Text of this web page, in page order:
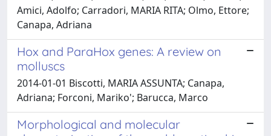
Amici, Adolfo; Carradori, MARIA RITA; Olmo, Ettore;
Canapa, Adriana
Hox and ParaHox genes: A review on
molluscs
2014-01-01 Biscotti, MARIA ASSUNTA; Canapa,
Adriana; Forconi, Mariko'; Barucca, Marco
Morphological and molecular